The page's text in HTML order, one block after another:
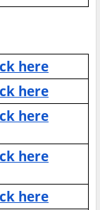
here
here
here
here
here